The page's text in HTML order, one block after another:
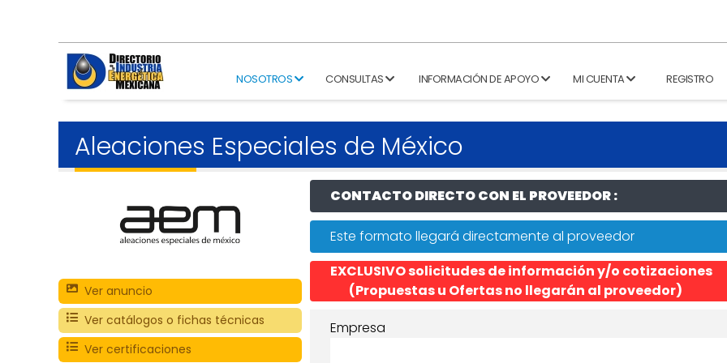
NOSOTROS CONSULTAS INFORMACIÓN DE APOYO MI CUENTA REGISTRO
Aleaciones Especiales de México
Ver anuncio
Ver catálogos o fichas técnicas
Ver certificaciones
CONTACTO DIRECTO CON EL PROVEEDOR :
Este formato llegará directamente al proveedor
EXCLUSIVO solicitudes de información y/o cotizaciones
(Propuestas u Ofertas no llegarán al proveedor)
Empresa